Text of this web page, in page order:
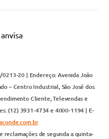
0213-20 | Endereço: Avenida João
– Centro Industrial, São José dos
Cliente, Televendas e
(12) 3931-4734 e 4000-1194 | E-
reclamações de segunda a quinta-